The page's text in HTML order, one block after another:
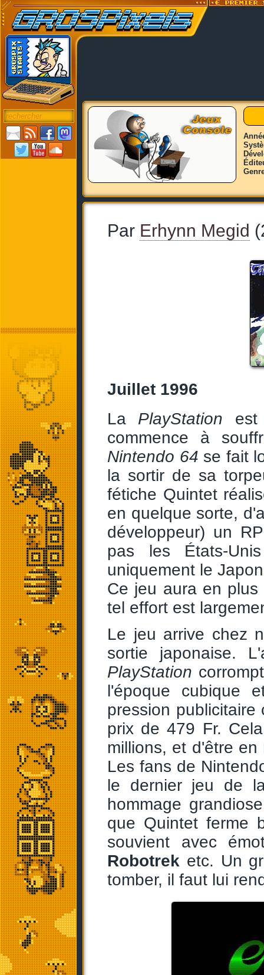
Par Erhynn Megid
Juillet 1996
La PlayStation
commence à
Nintendo 64 se fait
la sortir de sa
fétiche Quintet
en quelque sorte,
développeur) un
pas les États-
uniquement le
Ce jeu aura en
tel effort est
Le jeu arrive chez
sortie japonaise.
PlayStation
l'époque cubique
pression
prix de 479 Fr.
millions, et d'être
Les fans de
le dernier jeu de
hommage
que Quintet ferme
souvient avec
Robotrek etc. Un
tomber, il faut lui